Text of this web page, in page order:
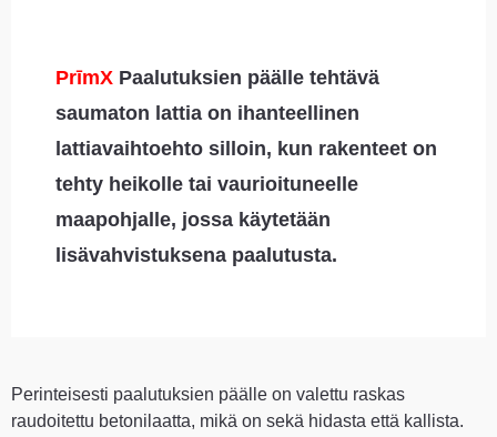
PrīmX Paalutuksien päälle tehtävä
saumaton lattia on ihanteellinen
lattiavaihtoehto silloin, kun rakenteet on
tehty heikolle tai vaurioituneelle
maapohjalle, jossa käytetään
lisävahvistuksena paalutusta.
Perinteisesti paalutuksien päälle on valettu raskas
raudoitettu betonilaatta, mikä on sekä hidasta että kallista.